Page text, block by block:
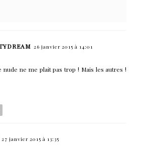
26 janvier 2015 à 14:01
nude ne me plait pas trop ! Mais les autres !
27 janvier 2015 à 13:35